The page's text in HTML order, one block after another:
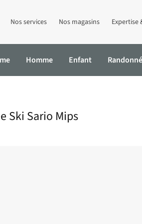
Nos services Nos magasins Expertise
Homme Enfant
Ski Sario Mips